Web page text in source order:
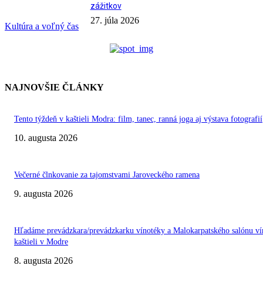
Kultúra a voľný čas
zážitkov
27. júla 2026
NAJNOVŠIE ČLÁNKY
Tento týždeň v kaštieli Modra: film, tanec, ranná joga aj výstava fotografií
10. augusta 2026
Večerné člnkovanie za tajomstvami Jaroveckého ramena
9. augusta 2026
Hľadáme prevádzkara/prevádzkarku vínotéky a Malokarpatského salónu
kaštieli v Modre
8. augusta 2026